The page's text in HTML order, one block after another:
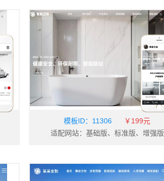
文化 商业
农业 广告 建筑建材
电子电气 能源灯具
金融投资 食品
仪器仪表 珠宝首饰
模板ID： 11306
￥199元
适配网站：基础版、标准版、增强版